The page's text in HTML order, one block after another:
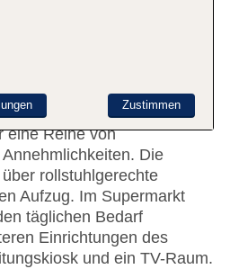
ist rund um die Uhr
gehören eine
Safe, eine Wechselstube
Per WLAN erhalten die
Hilfestellung bei der
wird am Tourdesk geboten.
eine Reihe von
Die
rollstuhlgerechte
Aufzug. Im Supermarkt
täglichen Bedarf
Einrichtungen des
und ein TV-Raum.
Zustimmen